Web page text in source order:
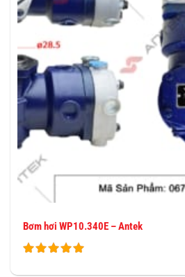
Bơm hơi WP10.340E – Antek